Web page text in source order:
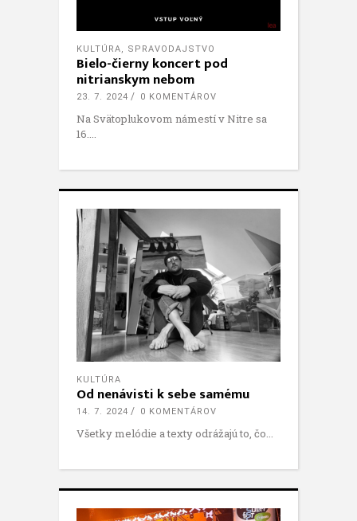
KULTÚRA, SPRAVODAJSTVO
Bielo-čierny koncert pod
nitrianskym nebom
23. 7. 2024 0 KOMENTÁROV
Na Svätoplukovom námestí v Nitre sa
16.
KULTÚRA
Od nenávisti k sebe samému
14. 7. 2024 0 KOMENTÁROV
Všetky melódie a texty odrážajú to, čo